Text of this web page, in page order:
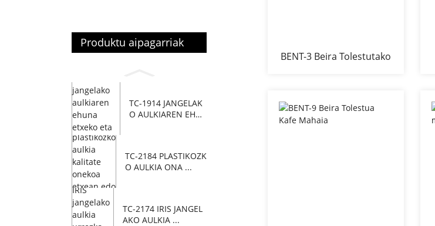
Produktu aipagarriak
TC-1914 JANGELAK
O AULKIAREN EHU
TC-2184 PLASTIKOZK
O AULKIA ONA ...
TC-2174 IRIS JANGEL
AKO AULKIA ...
BENT-3 Beira Tolestutako